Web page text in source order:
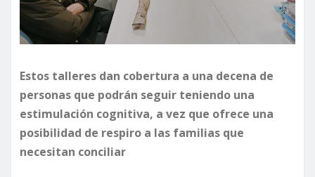
Estos talleres dan cobertura a una decena de
personas que podrán seguir teniendo una
estimulación cognitiva, a vez que ofrece una
posibilidad de respiro a las familias que
necesitan conciliar